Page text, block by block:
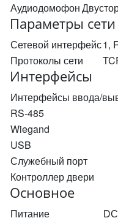
Аудиодомофон
Параметры сети
Сетевой интерфейс1,
Протоколы сети
Интерфейсы
Интерфейсы ввода/
RS-485
Wiegand
USB
Служебный порт
Контроллер двери
Основное
Питание